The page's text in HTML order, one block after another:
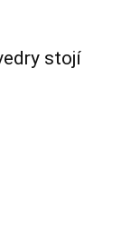
stojí